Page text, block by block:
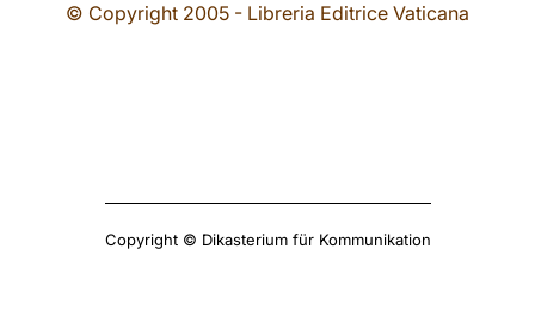
© Copyright 2005 - Libreria Editrice Vaticana
Copyright © Dikasterium für Kommunikation